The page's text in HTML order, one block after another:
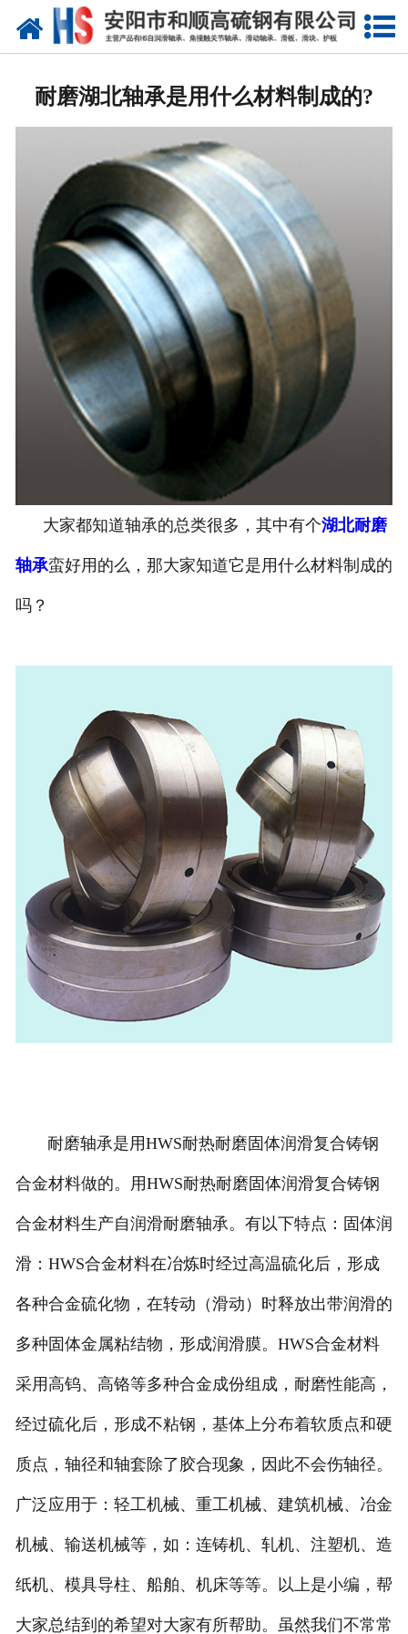
网站首页
新闻中心
产品性能
技术参数
业绩证明
联系我们
耐磨湖北轴承是用什么材料制成的?
大家都知道轴承的总类很多，其中有个湖北耐磨
轴承蛮好用的么，那大家知道它是用什么材料制成的
吗？
耐磨轴承是用HWS耐热耐磨固体润滑复合铸钢
合金材料做的。用HWS耐热耐磨固体润滑复合铸钢
合金材料生产自润滑耐磨轴承。有以下特点：固体润
滑：HWS合金材料在冶炼时经过高温硫化后，形成
各种合金硫化物，在转动（滑动）时释放出带润滑的
多种固体金属粘结物，形成润滑膜。HWS合金材料
采用高钨、高铬等多种合金成份组成，耐磨性能高，
经过硫化后，形成不粘钢，基体上分布着软质点和硬
质点，轴径和轴套除了胶合现象，因此不会伤轴径。
广泛应用于：轻工机械、重工机械、建筑机械、冶金
机械、输送机械等，如：连铸机、轧机、注塑机、造
纸机、模具导柱、船舶、机床等等。以上是小编，帮
大家总结到的希望对大家有所帮助。虽然我们不常常